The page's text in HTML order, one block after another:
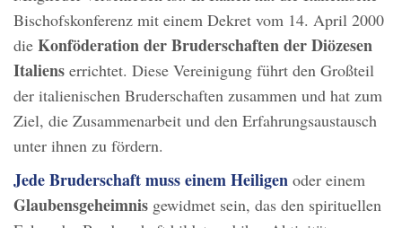
Bischofskonferenz mit einem Dekret vom 14. April 2000
die Konföderation der Bruderschaften der Diözesen
Italiens errichtet. Diese Vereinigung führt den Großteil
der italienischen Bruderschaften zusammen und hat zum
Ziel, die Zusammenarbeit und den Erfahrungsaustausch
unter ihnen zu fördern.
Jede Bruderschaft muss einem Heiligen oder einem
Glaubensgeheimnis gewidmet sein, das den spirituellen